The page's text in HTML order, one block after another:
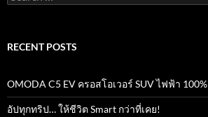
for:
RECENT POSTS
OMODA C5 EV ครอสโอเวอร์ SUV ไฟฟ้า 100%
อัปทุกทริป… ให้ชีวิต Smart กว่าที่เคย!